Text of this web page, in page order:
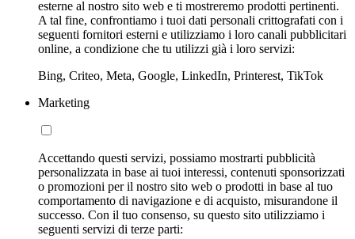
esterne al nostro sito web e ti mostreremo prodotti pertinenti.
A tal fine, confrontiamo i tuoi dati personali crittografati con i
seguenti fornitori esterni e utilizziamo i loro canali pubblicitari
online, a condizione che tu utilizzi già i loro servizi:
Bing, Criteo, Meta, Google, LinkedIn, Printerest, TikTok
Marketing
Accettando questi servizi, possiamo mostrarti pubblicità
personalizzata in base ai tuoi interessi, contenuti sponsorizzati
o promozioni per il nostro sito web o prodotti in base al tuo
comportamento di navigazione e di acquisto, misurandone il
successo. Con il tuo consenso, su questo sito utilizziamo i
seguenti servizi di terze parti: